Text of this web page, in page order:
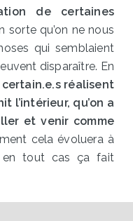
de certaines
sorte qu’on ne nous
qui semblaient
disparaître. En
certain.e.s réalisent
l’intérieur, qu’on a
et venir comme
cela évoluera à
en tout cas ça fait